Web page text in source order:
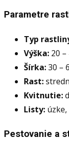
Parametre
Typ
Výška: 20 –
Šírka:30 –
Rast:
Kvitnutie:
Listy:
Pestovanie a